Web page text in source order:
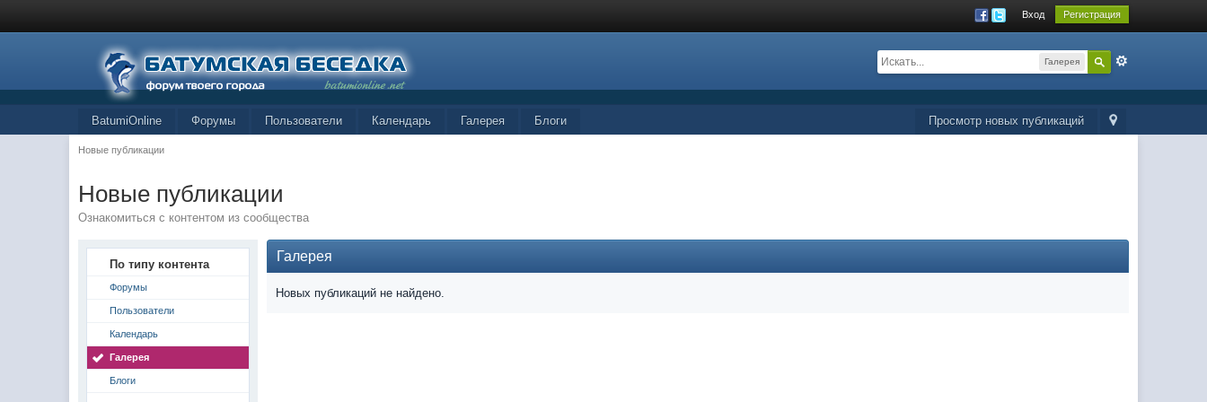
Вход Регистрация
Галерея
Просмотр новых публикаций
BatumiOnline Форумы Пользователи Календарь Галерея Блоги
Новые публикации
Новые публикации
Ознакомиться с контентом из сообщества
По типу контента
Форумы
Пользователи
Календарь
Галерея
Блоги
Галерея
Новых публикаций не найдено.